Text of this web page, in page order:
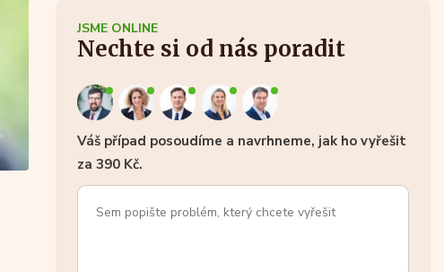
JSME ONLINE
Nechte si od nás poradit
Váš případ posoudíme a navrhneme, jak ho vyřešit
za 390 Kč.